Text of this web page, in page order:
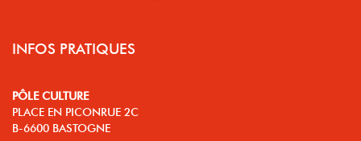
INFOS PRATIQUES
PÔLE CULTURE
PLACE EN PICONRUE 2C
B-6600 BASTOGNE